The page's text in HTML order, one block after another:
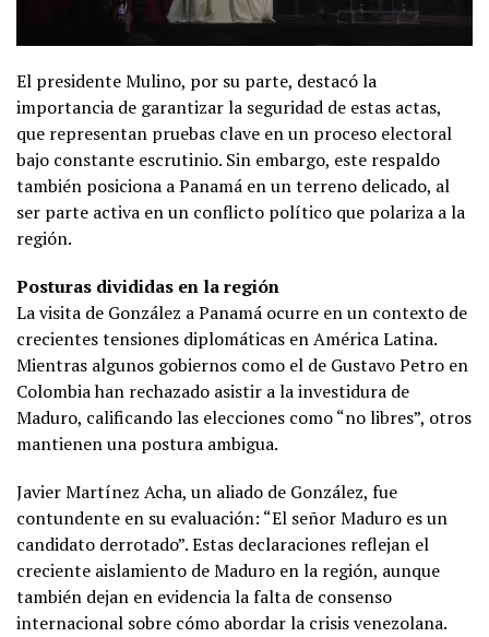
El presidente Mulino, por su parte, destacó la
importancia de garantizar la seguridad de estas actas,
que representan pruebas clave en un proceso electoral
bajo constante escrutinio. Sin embargo, este respaldo
también posiciona a Panamá en un terreno delicado, al
ser parte activa en un conflicto político que polariza a la
región.
Posturas divididas en la región
La visita de González a Panamá ocurre en un contexto de
crecientes tensiones diplomáticas en América Latina.
Mientras algunos gobiernos como el de Gustavo Petro en
Colombia han rechazado asistir a la investidura de
Maduro, calificando las elecciones como “no libres”, otros
mantienen una postura ambigua.
Javier Martínez Acha, un aliado de González, fue
contundente en su evaluación: “El señor Maduro es un
candidato derrotado”. Estas declaraciones reflejan el
creciente aislamiento de Maduro en la región, aunque
también dejan en evidencia la falta de consenso
internacional sobre cómo abordar la crisis venezolana.